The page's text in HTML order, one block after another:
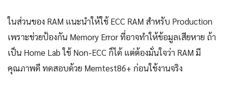
ในส่วนของ RAM แนะนำให้ใช้ ECC RAM สำหรับ Production
เพราะช่วยป้องกัน Memory Error ที่อาจทำให้ข้อมูลเสียหาย ถ้า
เป็น Home Lab ใช้ Non-ECC ก็ได้ แต่ต้องมั่นใจว่า RAM มี
คุณภาพดี ทดสอบด้วย Memtest86+ ก่อนใช้งานจริง